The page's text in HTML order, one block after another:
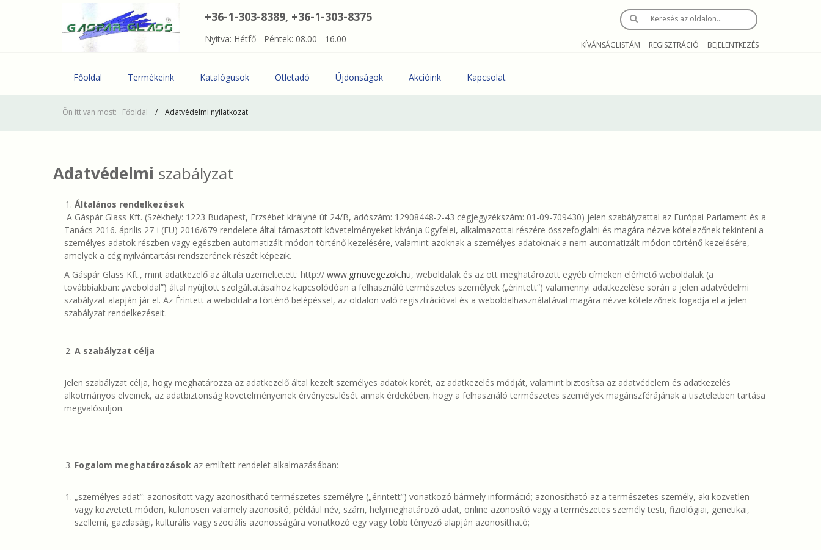
+36-1-303-8389, +36-1-303-8375
Nyitva: Hétfő - Péntek: 08.00 - 16.00
Keresés az oldalon…
KÍVÁNSÁGLISTÁM REGISZTRÁCIÓ BEJELENTKEZÉS
Főoldal Termékeink Katalógusok Ötletadó Újdonságok Akcióink Kapcsolat
Ön itt van most: Főoldal Adatvédelmi nyilatkozat
Adatvédelmi szabályzat
Általános rendelkezések
A Gáspár Glass Kft. (Székhely: 1223 Budapest, Erzsébet királyné út 24/B, adószám: 12908448-2-43 cégjegyzékszám: 01-09-709430) jelen szabályzattal az Európai Parlament és a
Tanács 2016. április 27-i (EU) 2016/679 rendelete által támasztott követelményeket kívánja ügyfelei, alkalmazottai részére összefoglalni és magára nézve kötelezőnek tekinteni a
személyes adatok részben vagy egészben automatizált módon történő kezelésére, valamint azoknak a személyes adatoknak a nem automatizált módon történő kezelésére,
amelyek a cég nyilvántartási rendszerének részét képezik.
A Gáspár Glass Kft., mint adatkezelő az általa üzemeltetett: http:// www.gmuvegezok.hu, weboldalak és az ott meghatározott egyéb címeken elérhető weboldalak (a
továbbiakban: „weboldal”) által nyújtott szolgáltatásaihoz kapcsolódóan a felhasználó természetes személyek („érintett“) valamennyi adatkezelése során a jelen adatvédelmi
szabályzat alapján jár el. Az Érintett a weboldalra történő belépéssel, az oldalon való regisztrációval és a weboldalhasználatával magára nézve kötelezőnek fogadja el a jelen
szabályzat rendelkezéseit.
A szabályzat célja
Jelen szabályzat célja, hogy meghatározza az adatkezelő által kezelt személyes adatok körét, az adatkezelés módját, valamint biztosítsa az adatvédelem és adatkezelés
alkotmányos elveinek, az adatbiztonság követelményeinek érvényesülését annak érdekében, hogy a felhasználó természetes személyek magánszférájának a tiszteletben tartása
megvalósuljon.
Fogalom meghatározások az említett rendelet alkalmazásában:
„személyes adat”: azonosított vagy azonosítható természetes személyre („érintett”) vonatkozó bármely információ; azonosítható az a természetes személy, aki közvetlen
vagy közvetett módon, különösen valamely azonosító, például név, szám, helymeghatározó adat, online azonosító vagy a természetes személy testi, fiziológiai, genetikai,
szellemi, gazdasági, kulturális vagy szociális azonosságára vonatkozó egy vagy több tényező alapján azonosítható;